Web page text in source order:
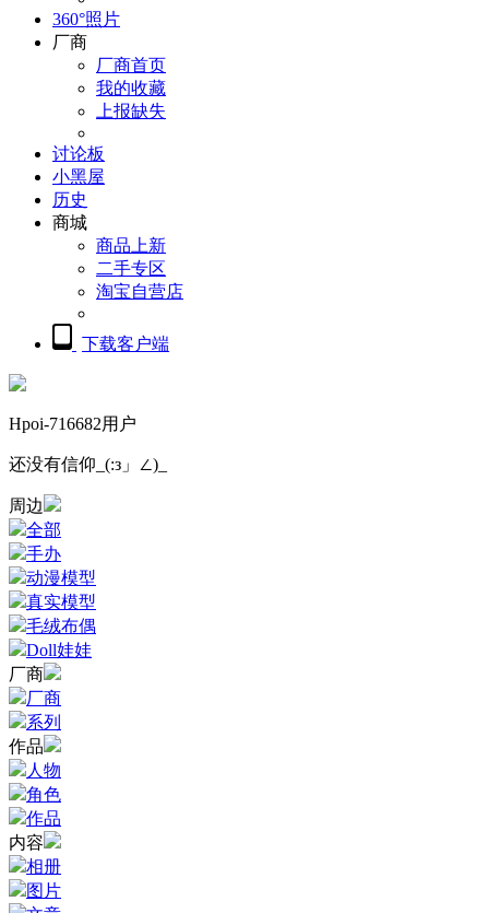
360°照片
厂商
厂商首页
我的收藏
上报缺失
讨论板
小黑屋
历史
商城
商品上新
二手专区
淘宝自营店
下载客户端
Hpoi-716682用户
还没有信仰_(:з」∠)_
周边
全部
手办
动漫模型
真实模型
毛绒布偶
Doll娃娃
厂商
厂商
系列
作品
人物
角色
作品
内容
相册
图片